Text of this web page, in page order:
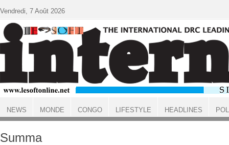
ACCUEIL
Summa
Vendredi, 7 Août 2026
NEWS MONDE CONGO LIFESTYLE HEADLINES